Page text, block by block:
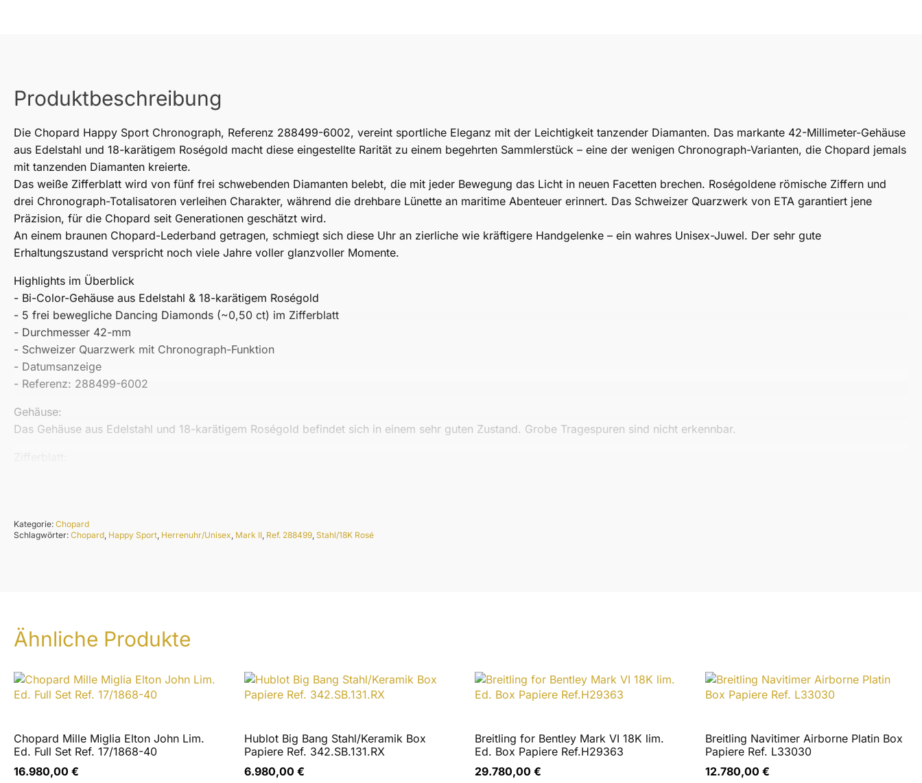
Produktbeschreibung
Die Chopard Happy Sport Chronograph, Referenz 288499-6002, vereint sportliche Eleganz mit der Leichtigkeit tanzender Diamanten. Das markante 42-Millimeter-Gehäuse
aus Edelstahl und 18-karätigem Roségold macht diese eingestellte Rarität zu einem begehrten Sammlerstück – eine der wenigen Chronograph-Varianten, die Chopard jemals
mit tanzenden Diamanten kreierte.
Das weiße Zifferblatt wird von fünf frei schwebenden Diamanten belebt, die mit jeder Bewegung das Licht in neuen Facetten brechen. Roségoldene römische Ziffern und
drei Chronograph-Totalisatoren verleihen Charakter, während die drehbare Lünette an maritime Abenteuer erinnert. Das Schweizer Quarzwerk von ETA garantiert jene
Präzision, für die Chopard seit Generationen geschätzt wird.
An einem braunen Chopard-Lederband getragen, schmiegt sich diese Uhr an zierliche wie kräftigere Handgelenke – ein wahres Unisex-Juwel. Der sehr gute
Erhaltungszustand verspricht noch viele Jahre voller glanzvoller Momente.
Highlights im Überblick
- Bi-Color-Gehäuse aus Edelstahl & 18-karätigem Roségold
- 5 frei bewegliche Dancing Diamonds (~0,50 ct) im Zifferblatt
- Durchmesser 42-mm
- Schweizer Quarzwerk mit Chronograph-Funktion
- Datumsanzeige
- Referenz: 288499-6002
Gehäuse:
Das Gehäuse aus Edelstahl und 18-karätigem Roségold befindet sich in einem sehr guten Zustand. Grobe Tragespuren sind nicht erkennbar.
Das Saphirglas weist keinerlei Kratzer oder sichtbare Beschädigungen auf.
Sollten Sie Fragen zur Uhr haben oder weiterführende Informationen wünschen, stehen wir Ihnen gerne zur Verfügung – telefonisch, per Nachricht oder E-Mail, sieben Tage
Gerne nehmen wir auch Uhren anderer Hersteller in Zahlung – ein Ausgleich in beide Richtungen ist selbstverständlich möglich.
- Ordentliche Händlerrechnung
Informationen vor dem Kauf:
Kategorie: Chopard
Schlagwörter: Chopard Happy Sport Herrenuhr/Unisex Mark II Ref. 288499 Stahl/18K Rosé
Ähnliche Produkte
Chopard Mille Miglia Elton John Lim.
Ed. Full Set Ref. 17/1868-40
16.980,00 €
Hublot Big Bang Stahl/Keramik Box
Papiere Ref. 342.SB.131.RX
6.980,00 €
Breitling for Bentley Mark VI 18K lim.
Ed. Box Papiere Ref.H29363
29.780,00 €
Breitling Navitimer Airborne Platin Box
Papiere Ref. L33030
12.780,00 €